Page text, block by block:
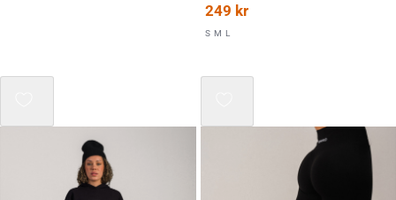
249 kr
S M L